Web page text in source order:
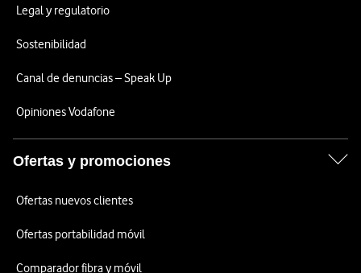
Legal y regulatorio
Sostenibilidad
Canal de denuncias – Speak Up
Opiniones Vodafone
Ofertas y promociones
Ofertas nuevos clientes
Ofertas portabilidad móvil
Comparador fibra y móvil